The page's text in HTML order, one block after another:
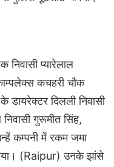
निवासी प्यारेलाल
कचहरी चौक
डायरेक्टर दिलली निवासी
गुरूमीत सिंह,
कम्पनी में रकम जमा
(Raipur) उनके झांसे